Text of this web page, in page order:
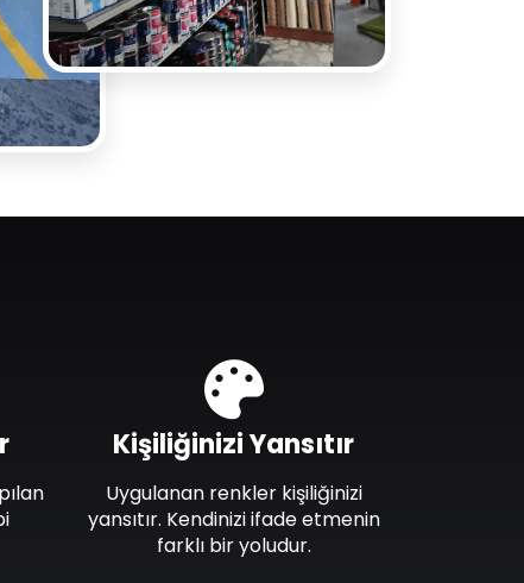
Kişiliğinizi Yansıtır
Uygulanan renkler kişiliğinizi
yansıtır. Kendinizi ifade etmenin
farklı bir yoludur.